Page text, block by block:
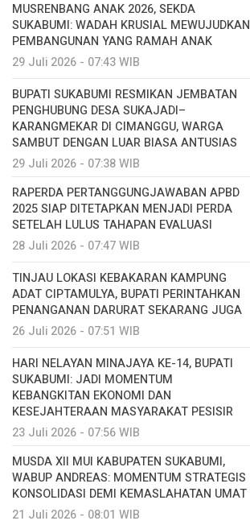
MUSRENBANG ANAK 2026, SEKDA
SUKABUMI: WADAH KRUSIAL MEWUJUDKAN
PEMBANGUNAN YANG RAMAH ANAK
29 Juli 2026 - 07:43 WIB
BUPATI SUKABUMI RESMIKAN JEMBATAN
PENGHUBUNG DESA SUKAJADI–
KARANGMEKAR DI CIMANGGU, WARGA
SAMBUT DENGAN LUAR BIASA ANTUSIAS
29 Juli 2026 - 07:38 WIB
RAPERDA PERTANGGUNGJAWABAN APBD
2025 SIAP DITETAPKAN MENJADI PERDA
SETELAH LULUS TAHAPAN EVALUASI
28 Juli 2026 - 07:47 WIB
TINJAU LOKASI KEBAKARAN KAMPUNG
ADAT CIPTAMULYA, BUPATI PERINTAHKAN
PENANGANAN DARURAT SEKARANG JUGA
26 Juli 2026 - 07:51 WIB
HARI NELAYAN MINAJAYA KE-14, BUPATI
SUKABUMI: JADI MOMENTUM
KEBANGKITAN EKONOMI DAN
KESEJAHTERAAN MASYARAKAT PESISIR
23 Juli 2026 - 07:56 WIB
MUSDA XII MUI KABUPATEN SUKABUMI,
WABUP ANDREAS: MOMENTUM STRATEGIS
KONSOLIDASI DEMI KEMASLAHATAN UMAT
21 Juli 2026 - 08:01 WIB